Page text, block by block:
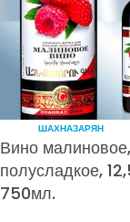
ШАХНАЗАРЯН
Вино малиновое,
полусладкое,
750мл.